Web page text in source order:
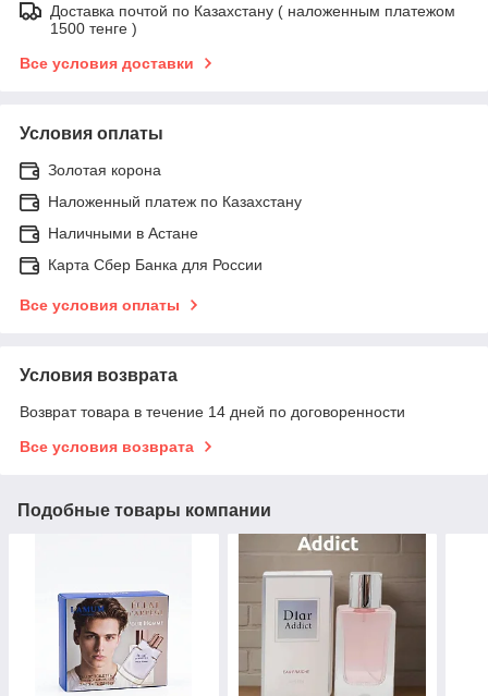
Доставка почтой по Казахстану ( наложенным платежом
1500 тенге )
Все условия доставки
Условия оплаты
Золотая корона
Наложенный платеж по Казахстану
Наличными в Астане
Карта Сбер Банка для России
Все условия оплаты
Условия возврата
Возврат товара в течение 14 дней по договоренности
Все условия возврата
Подобные товары компании